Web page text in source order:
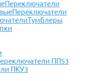
Переключатели
Переключатели
Тумблеры
ПП53
ПКУ3